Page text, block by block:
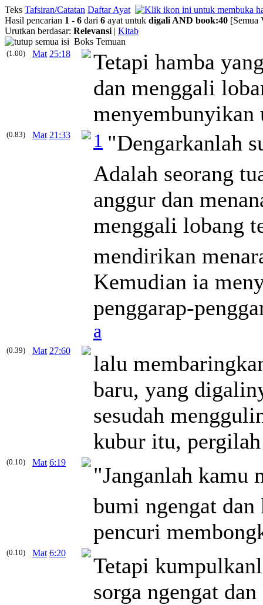
Teks Tafsiran/Catatan Daftar Ayat
Hasil pencarian 1 - 6 dari 6 ayat untuk digali AND book:40 [Semua
Urutkan berdasar: Relevansi | Kitab
Boks Temuan
(1.00) Mat 25:18
Tetapi hamba
dan menggali
menyembunyikan
(0.83) Mat 21:33 1 "Dengarkanlah
Adalah seorang
anggur dan
menggali lobang
mendirikan
Kemudian ia
penggarap-
a
(0.39) Mat 27:60
lalu
baru, yang
sesudah
kubur itu,
(0.10) Mat 6:19
"Janganlah kamu
bumi ngengat dan
pencuri
(0.10) Mat 6:20
Tetapi
sorga ngengat